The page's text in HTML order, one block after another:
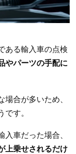
ある輸入車の点検
やパーツの手配に
合が多いため、
です。
車だった場合、
上乗せされるだけ